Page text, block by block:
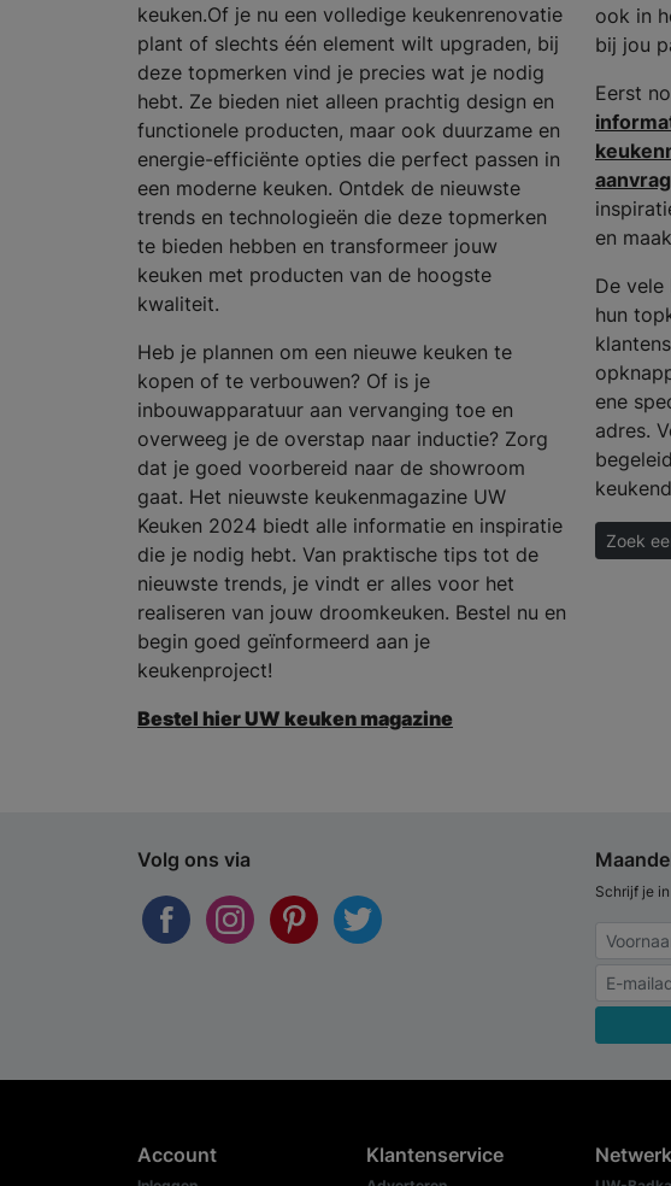
keuken.Of je nu een volledige keukenrenovatie
plant of slechts één element wilt upgraden, bij
deze topmerken vind je precies wat je nodig
hebt. Ze bieden niet alleen prachtig design en
functionele producten, maar ook duurzame en
energie-efficiënte opties die perfect passen in
een moderne keuken. Ontdek de nieuwste
trends en technologieën die deze topmerken
te bieden hebben en transformeer jouw
keuken met producten van de hoogste
kwaliteit.
Heb je plannen om een nieuwe keuken te
kopen of te verbouwen? Of is je
inbouwapparatuur aan vervanging toe en
overweeg je de overstap naar inductie? Zorg
dat je goed voorbereid naar de showroom
gaat. Het nieuwste keukenmagazine UW
Keuken 2024 biedt alle informatie en inspiratie
die je nodig hebt. Van praktische tips tot de
nieuwste trends, je vindt er alles voor het
realiseren van jouw droomkeuken. Bestel nu en
begin goed geïnformeerd aan je
keukenproject!
Bestel hier UW keuken magazine
ook in
bij jou
Eerst
en
De vele
hun
ene
adres.
Zoek
Volg ons via
Schrijf je
Account Klantenservice Netwerk